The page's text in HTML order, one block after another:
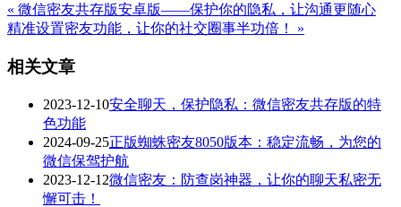
« 微信密友共存版安卓版——保护你的隐私，让沟通更随心
精准设置密友功能，让你的社交圈事半功倍！ »
相关文章
2023-12-10安全聊天，保护隐私：微信密友共存版的特
色功能
2024-09-25正版蜘蛛密友8050版本：稳定流畅，为您的
微信保驾护航
2023-12-12微信密友：防查岗神器，让你的聊天私密无
懈可击！